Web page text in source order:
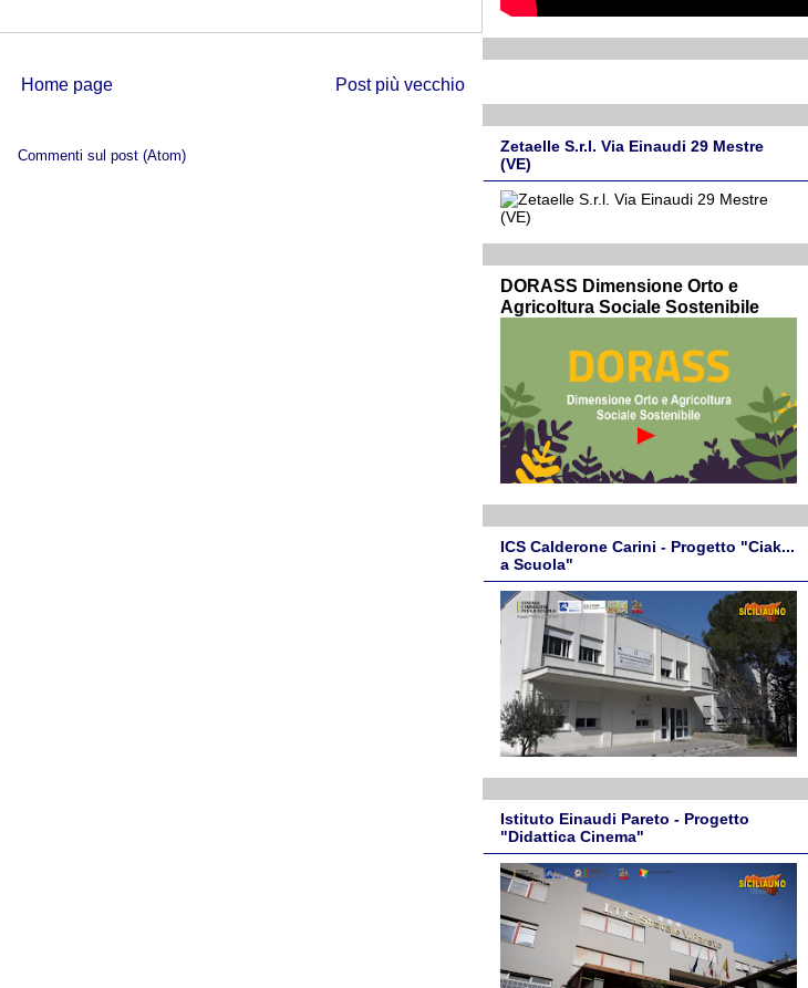
Post più vecchio
Home page
Commenti sul post (Atom)
Zetaelle S.r.l. Via Einaudi 29 Mestre
(VE)
DORASS Dimensione Orto e
Agricoltura Sociale Sostenibile
ICS Calderone Carini - Progetto "Ciak...
a Scuola"
Istituto Einaudi Pareto - Progetto
"Didattica Cinema"